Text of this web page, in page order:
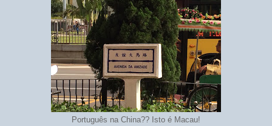
Português na China?? Isto é Macau!